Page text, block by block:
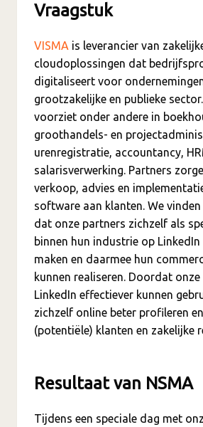
Vraagstuk
VISMA is leverancier van
cloudoplossingen dat
digitaliseert voor
grootzakelijke en publieke
voorziet onder andere in
groothandels- en
urenregistratie, accountancy,
salarisverwerking. Partners
verkoop, advies en
software aan klanten. We
dat onze partners zichzelf als
binnen hun industrie op
maken en daarmee hun
kunnen realiseren. Doordat
LinkedIn effectiever kunnen
zichzelf online beter profileren
(potentiële) klanten en zakelijke
Resultaat van NSMA
Tijdens een speciale dag met